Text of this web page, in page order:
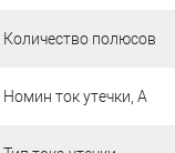
Количество полюсов
Номин ток утечки, А